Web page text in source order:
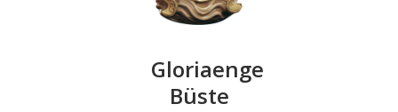
ElefantentreiberGloriaengelgruppe
Büste